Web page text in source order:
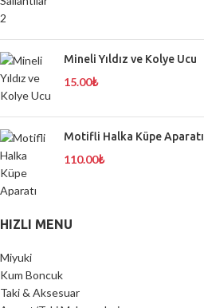
Mineli Yıldız ve Kolye Ucu
15.00₺
Motifli Halka Küpe Aparatı
110.00₺
HIZLI MENU
Miyuki
Kum Boncuk
Taki & Aksesuar